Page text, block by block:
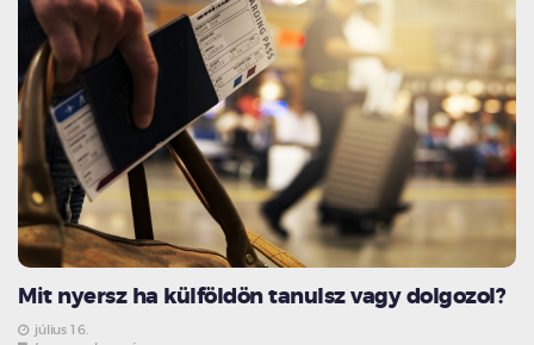
Mit nyersz ha külföldön tanulsz vagy dolgozol?
július 16.